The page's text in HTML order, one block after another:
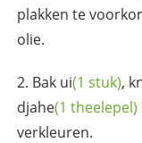
plakken te
olie.
Bak ui(1 stuk),
djahe(1 theelepel)
verkleuren.